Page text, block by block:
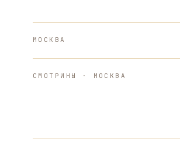
МОСКВА
СМОТРИНЫ · МОСКВА